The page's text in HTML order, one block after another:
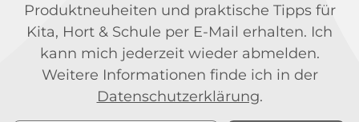
Produktneuheiten und praktische Tipps für
Kita, Hort & Schule per E-Mail erhalten. Ich
kann mich jederzeit wieder abmelden.
Weitere Informationen finde ich in der
Datenschutzerklärung.